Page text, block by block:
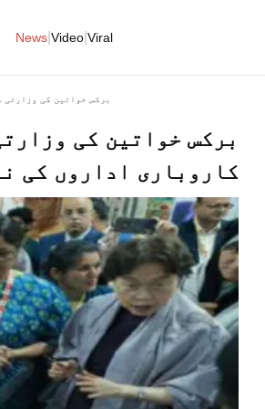
News Video Viral
برکس خواتین کی
برکس خواتین کی
کاروباری اداروں کی